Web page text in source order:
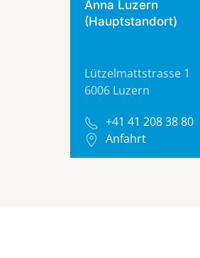
Anna Luzern
(Hauptstandort)
Lützelmattstrasse 1
6006 Luzern
+41 41 208 38 80
Anfahrt